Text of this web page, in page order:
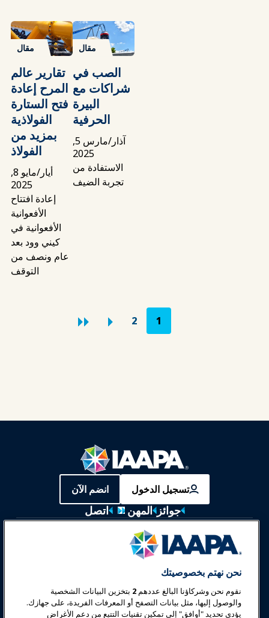
مقال
تقارير عالم
المرح إعادة
فتح الستارة
الفولاذية
بمزيد من
الفولاذ
أيار/مايو 8,
2025
إعادة افتتاح
الأفعوانية
الأفعوانية في
كيني وود بعد
عام ونصف من
التوقف
مقال
الصب في
شراكات مع
البيرة
الحرفية
آذار/مارس 5,
2025
الاستفادة من
تجربة الضيف
ترقيم الصفحات 1
2
تسجيل الدخول انضم الآن
جوائز المهن
اتصل
معارض وفعاليات
أخبار وعالم المرح
تعليم
نحن نهتم بخصوصيتك
نقوم نحن وشركاؤنا البالغ عددهم 2 بتخزين البيانات الشخصية
والوصول إليها، مثل بيانات التصفح أو المعرفات الفريدة، على جهازك.
يؤدي تحديد "أوافق" إلى تمكين تقنيات التتبع من دعم الأغراض